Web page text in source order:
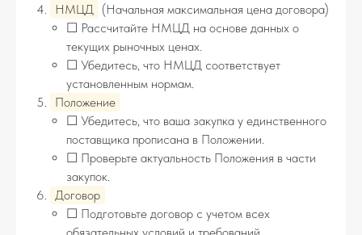
НМЦД (Начальная максимальная цена договора)
☐ Рассчитайте НМЦД на основе данных о
текущих рыночных ценах.
☐ Убедитесь, что НМЦД соответствует
установленным нормам.
Положение
☐ Убедитесь, что ваша закупка у единственного
поставщика прописана в Положении.
☐ Проверьте актуальность Положения в части
закупок.
Договор
☐ Подготовьте договор с учетом всех